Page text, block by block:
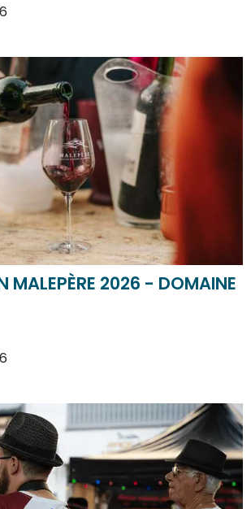
MALEPÈRE 2026 - DOMAINE